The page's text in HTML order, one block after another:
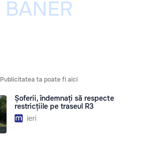
Publicitatea ta poate fi aici
Șoferii, îndemnați să respecte
restricțiile pe traseul R3
ieri